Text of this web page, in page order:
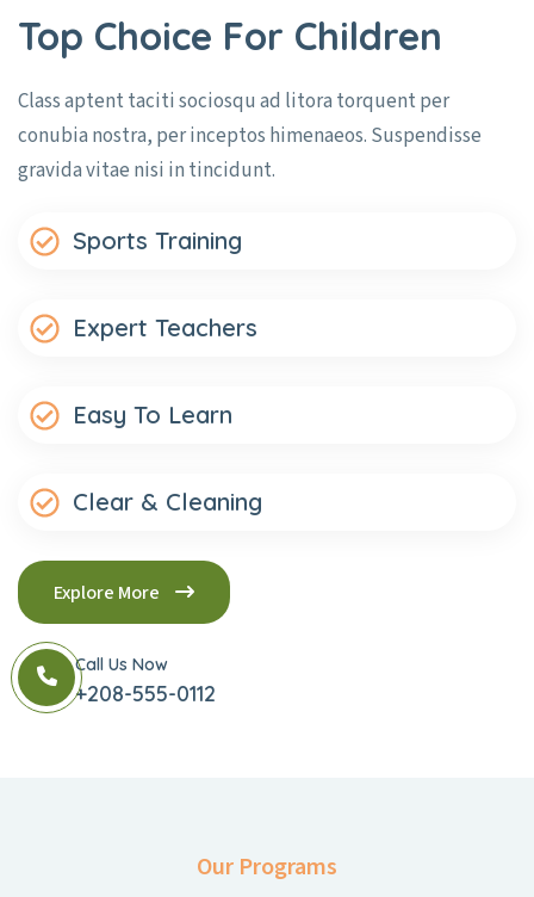
Top Choice For Children
Class aptent taciti sociosqu ad litora torquent per
conubia nostra, per inceptos himenaeos. Suspendisse
gravida vitae nisi in tincidunt.
Sports Training
Expert Teachers
Easy To Learn
Clear & Cleaning
Explore More
Call Us Now
+208-555-0112
Our Programs